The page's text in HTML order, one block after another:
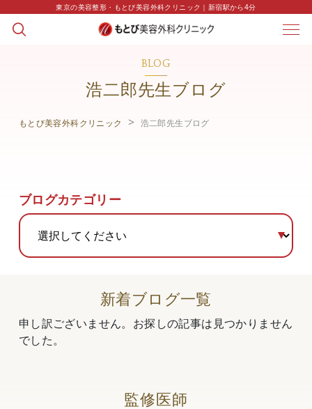
東京の美容整形・もとび美容外科クリニック｜新宿駅から4分
BLOG
浩二郎先生ブログ
もとび美容外科クリニック 浩二郎先生ブログ
ブログカテゴリー
新着ブログ一覧
申し訳ございません。お探しの記事は見つかりません
でした。
監修医師